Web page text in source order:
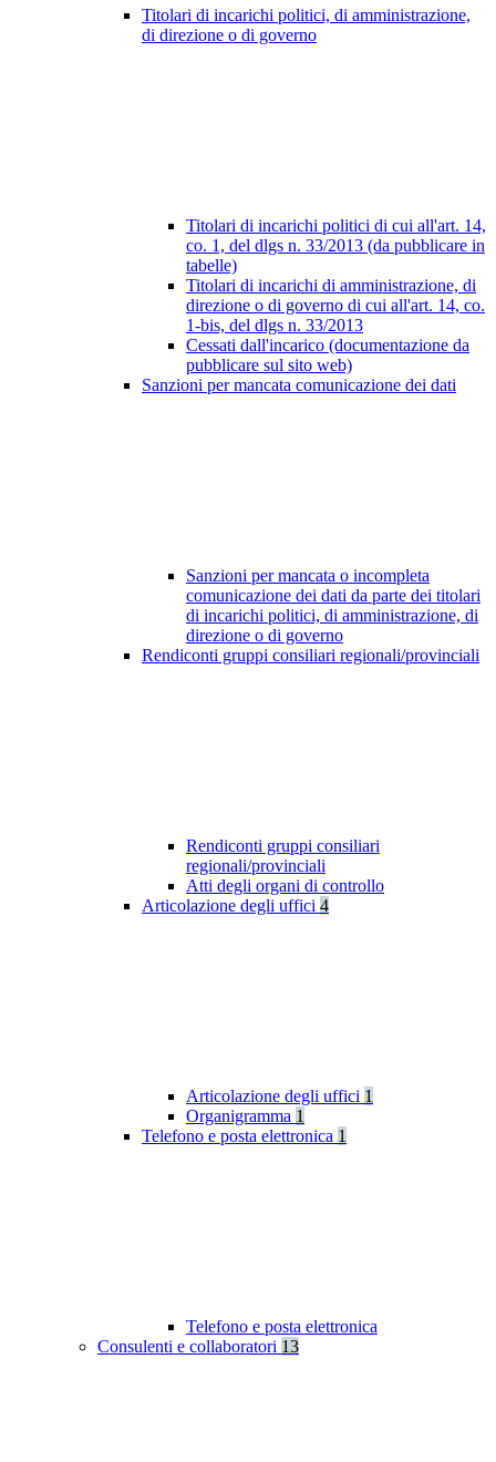
Titolari di incarichi politici, di amministrazione,
di direzione o di governo
Titolari di incarichi politici di cui all'art. 14,
co. 1, del dlgs n. 33/2013 (da pubblicare in
tabelle)
Titolari di incarichi di amministrazione, di
direzione o di governo di cui all'art. 14, co.
1-bis, del dlgs n. 33/2013
Cessati dall'incarico (documentazione da
pubblicare sul sito web)
Sanzioni per mancata comunicazione dei dati
Sanzioni per mancata o incompleta
comunicazione dei dati da parte dei titolari
di incarichi politici, di amministrazione, di
direzione o di governo
Rendiconti gruppi consiliari regionali/provinciali
Rendiconti gruppi consiliari
regionali/provinciali
Atti degli organi di controllo
Articolazione degli uffici 4
Articolazione degli uffici 1
Organigramma 1
Telefono e posta elettronica 1
Telefono e posta elettronica
Consulenti e collaboratori 13